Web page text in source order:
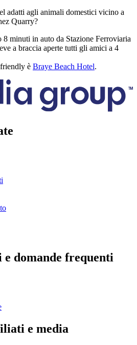
adatti agli animali domestici vicino a
Quarry?
8 minuti in auto da Stazione Ferroviaria
a braccia aperte tutti gli amici a 4
è Braye Beach Hotel.
e domande frequenti
e media